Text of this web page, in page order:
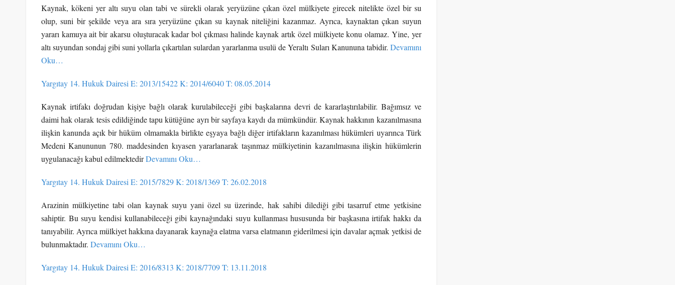
Kaynak, kökeni yer altı suyu olan tabi ve sürekli olarak yeryüzüne çıkan özel mülkiyete girecek nitelikte özel bir su
olup, suni bir şekilde veya ara sıra yeryüzüne çıkan su kaynak niteliğini kazanmaz. Ayrıca, kaynaktan çıkan suyun
yararı kamuya ait bir akarsu oluşturacak kadar bol çıkması halinde kaynak artık özel mülkiyete konu olamaz. Yine, yer
altı suyundan sondaj gibi suni yollarla çıkartılan sulardan yararlanma usulü de Yeraltı Suları Kanununa tabidir. Devamını
Oku…
Yargıtay 14. Hukuk Dairesi E: 2013/15422 K: 2014/6040 T: 08.05.2014
Kaynak irtifakı doğrudan kişiye bağlı olarak kurulabileceği gibi başkalarına devri de kararlaştırılabilir. Bağımsız ve
daimi hak olarak tesis edildiğinde tapu kütüğüne ayrı bir sayfaya kaydı da mümkündür. Kaynak hakkının kazanılmasına
ilişkin kanunda açık bir hüküm olmamakla birlikte eşyaya bağlı diğer irtifakların kazanılması hükümleri uyarınca Türk
Medeni Kanununun 780. maddesinden kıyasen yararlanarak taşınmaz mülkiyetinin kazanılmasına ilişkin hükümlerin
uygulanacağı kabul edilmektedirDevamını Oku…
Yargıtay 14. Hukuk Dairesi E: 2015/7829 K: 2018/1369 T: 26.02.2018
Arazinin mülkiyetine tabi olan kaynak suyu yani özel su üzerinde, hak sahibi dilediği gibi tasarruf etme yetkisine
sahiptir. Bu suyu kendisi kullanabileceği gibi kaynağındaki suyu kullanması hususunda bir başkasına irtifak hakkı da
tanıyabilir. Ayrıca mülkiyet hakkına dayanarak kaynağa elatma varsa elatmanın giderilmesi için davalar açmak yetkisi de
bulunmaktadır. Devamını Oku…
Yargıtay 14. Hukuk Dairesi E: 2016/8313 K: 2018/7709 T: 13.11.2018